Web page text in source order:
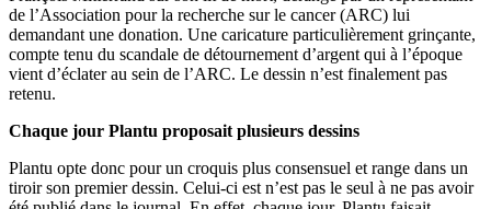
de l’Association pour la recherche sur le cancer (ARC) lui
demandant une donation. Une caricature particulièrement grinçante,
compte tenu du scandale de détournement d’argent qui à l’époque
vient d’éclater au sein de l’ARC. Le dessin n’est finalement pas
retenu.
Chaque jour Plantu proposait plusieurs dessins
Plantu opte donc pour un croquis plus consensuel et range dans un
tiroir son premier dessin. Celui-ci est n’est pas le seul à ne pas avoir